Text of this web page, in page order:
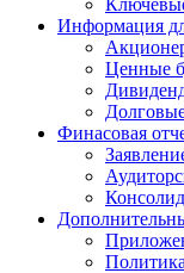
Информация
Ценные
Финасовая